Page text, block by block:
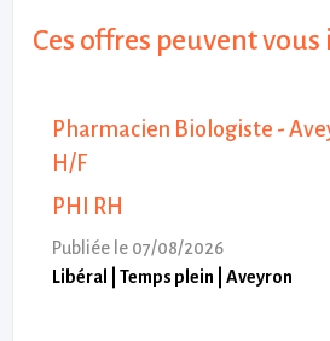
Ces offres peuvent vous
Pharmacien Biologiste -
H/F
PHI RH
Publiée le 07/08/2026
Libéral
Temps plein Aveyron